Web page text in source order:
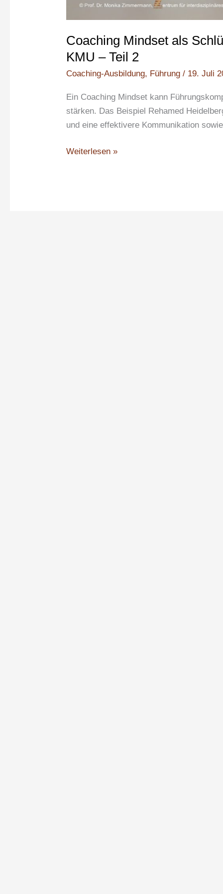
Coaching Mindset als
KMU – Teil 2
Coaching-Ausbildung, Führung / 19. Juli
Ein Coaching Mindset kann
stärken. Das Beispiel Rehamed
und eine effektivere Kommunikation
Weiterlesen »